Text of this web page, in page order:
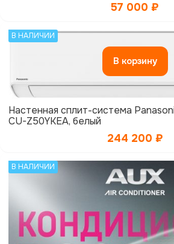
57 000 ₽
В НАЛИЧИИ
В корзину
Настенная сплит-система
CU-Z50YKEA, белый
244 200 ₽
В НАЛИЧИИ